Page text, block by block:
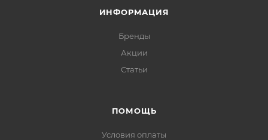
ИНФОРМАЦИЯ
Бренды
Акции
Статьи
ПОМОЩЬ
Условия оплаты